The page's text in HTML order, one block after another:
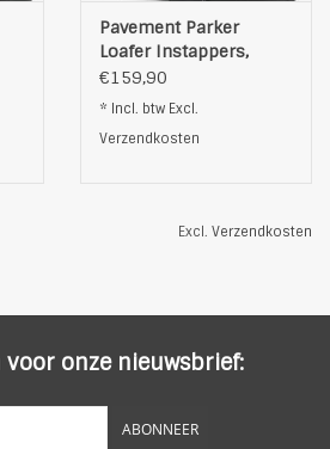
Pavement Parker
Loafer Instappers,
bruin
€159,90
* Incl. btw Excl.
Verzendkosten
Excl. Verzendkosten
voor onze nieuwsbrief:
ABONNEER